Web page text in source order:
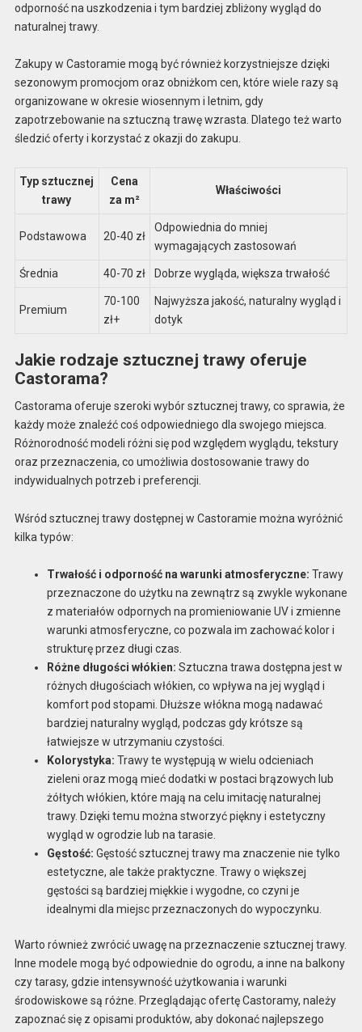
odporność na uszkodzenia i tym bardziej zbliżony wygląd do
naturalnej trawy.
Zakupy w Castoramie mogą być również korzystniejsze dzięki
sezonowym promocjom oraz obniżkom cen, które wiele razy są
organizowane w okresie wiosennym i letnim, gdy
zapotrzebowanie na sztuczną trawę wzrasta. Dlatego też warto
śledzić oferty i korzystać z okazji do zakupu.
Typ sztucznej
trawy
Cena
za m²
Właściwości
Podstawowa 20-40 zł
Odpowiednia do mniej
wymagających zastosowań
Średnia 40-70 zł Dobrze wygląda, większa trwałość
Premium
70-100
zł+
Najwyższa jakość, naturalny wygląd i
dotyk
Jakie rodzaje sztucznej trawy oferuje
Castorama?
Castorama oferuje szeroki wybór sztucznej trawy, co sprawia, że
każdy może znaleźć coś odpowiedniego dla swojego miejsca.
Różnorodność modeli różni się pod względem wyglądu, tekstury
oraz przeznaczenia, co umożliwia dostosowanie trawy do
indywidualnych potrzeb i preferencji.
Wśród sztucznej trawy dostępnej w Castoramie można wyróżnić
kilka typów:
Trwałość i odporność na warunki atmosferyczne: Trawy
przeznaczone do użytku na zewnątrz są zwykle wykonane
z materiałów odpornych na promieniowanie UV i zmienne
warunki atmosferyczne, co pozwala im zachować kolor i
strukturę przez długi czas.
Różne długości włókien: Sztuczna trawa dostępna jest w
różnych długościach włókien, co wpływa na jej wygląd i
komfort pod stopami. Dłuższe włókna mogą nadawać
bardziej naturalny wygląd, podczas gdy krótsze są
łatwiejsze w utrzymaniu czystości.
Kolorystyka: Trawy te występują w wielu odcieniach
zieleni oraz mogą mieć dodatki w postaci brązowych lub
żółtych włókien, które mają na celu imitację naturalnej
trawy. Dzięki temu można stworzyć piękny i estetyczny
wygląd w ogrodzie lub na tarasie.
Gęstość: Gęstość sztucznej trawy ma znaczenie nie tylko
estetyczne, ale także praktyczne. Trawy o większej
gęstości są bardziej miękkie i wygodne, co czyni je
idealnymi dla miejsc przeznaczonych do wypoczynku.
Warto również zwrócić uwagę na przeznaczenie sztucznej trawy.
Inne modele mogą być odpowiednie do ogrodu, a inne na balkony
czy tarasy, gdzie intensywność użytkowania i warunki
środowiskowe są różne. Przeglądając ofertę Castoramy, należy
zapoznać się z opisami produktów, aby dokonać najlepszego